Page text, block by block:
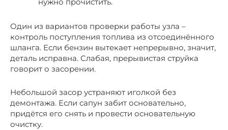
Один из вариантов проверки работы узла –
контроль поступления топлива из отсоединённого
шланга. Если бензин вытекает непрерывно, значит,
деталь исправна. Слабая, прерывистая струйка
говорит о засорении.
Небольшой засор устраняют иголкой без
демонтажа. Если сапун забит основательно,
придётся его снять и провести основательную
очистку.